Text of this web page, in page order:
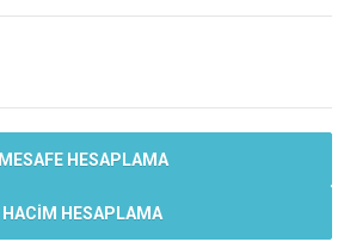
MESAFE HESAPLAMA
HACIM HESAPLAMA